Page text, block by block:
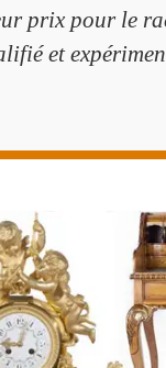
prix pour le
et